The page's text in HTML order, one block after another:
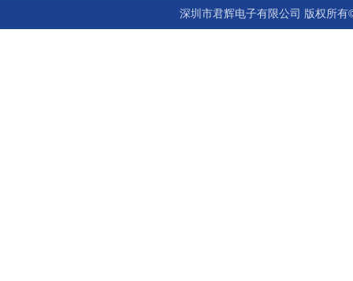
深圳市君辉电子有限公司 版权所